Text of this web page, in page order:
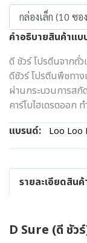
กล่องเล็ก (10 ซอ
คำอธิบายสินค้าแบ
ดี ชัวร์ โปรตีนจากถั่
ดีชัวร์ โปรตีนพืชทา
ผ่านกระบวนการสกั
คาร์โบไฮเดรตออก
แบรนด์:
Loo Loo
รายละเอียดสินค้
D Sure (ดี ชัว